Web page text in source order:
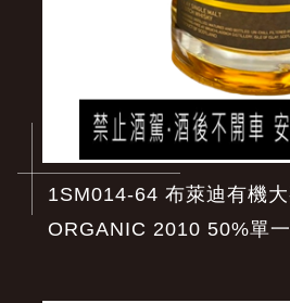
1SM014-64 布萊迪有機
ORGANIC 2010 50%單